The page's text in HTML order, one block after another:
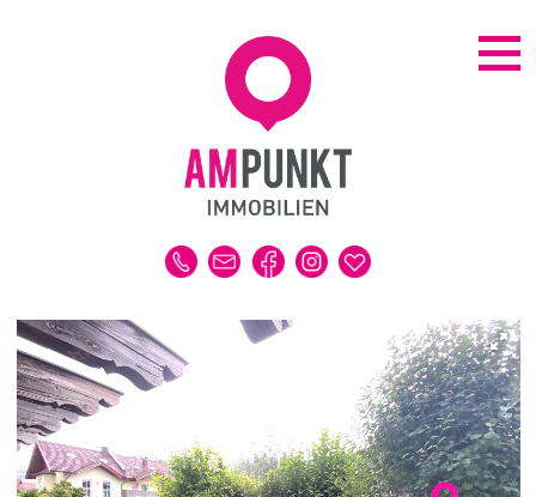
ALLE IMMOBILIEN
GEWERBE
DUBAI-IMMOBILIEN
REFERENZEN
MERKLISTE
VERKAUFEN | VERMIETEN